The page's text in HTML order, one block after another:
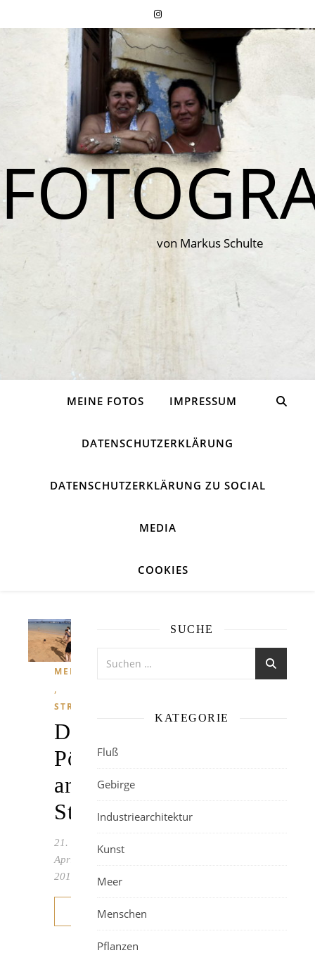
von Markus Schulte
MEINE FOTOS IMPRESSUM
DATENSCHUTZERKLÄRUNG
DATENSCHUTZERKLÄRUNG ZU SOCIAL
MEDIA
COOKIES
MENSCHEN
,
STRAND
Dicke
Pötte
am
Strand
21.
April
2019
WEITERLESEN
SUCHE
KATEGORIE
Fluß
Gebirge
Industriearchitektur
Kunst
Meer
Menschen
Pflanzen